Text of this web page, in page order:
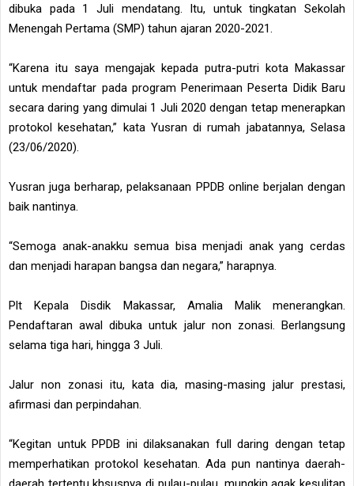
dibuka pada 1 Juli mendatang. Itu, untuk tingkatan Sekolah
Menengah Pertama (SMP) tahun ajaran 2020-2021.
“Karena itu saya mengajak kepada putra-putri kota Makassar
untuk mendaftar pada program Penerimaan Peserta Didik Baru
secara daring yang dimulai 1 Juli 2020 dengan tetap menerapkan
protokol kesehatan,” kata Yusran di rumah jabatannya, Selasa
(23/06/2020).
Yusran juga berharap, pelaksanaan PPDB online berjalan dengan
baik nantinya.
“Semoga anak-anakku semua bisa menjadi anak yang cerdas
dan menjadi harapan bangsa dan negara,” harapnya.
Plt Kepala Disdik Makassar, Amalia Malik menerangkan.
Pendaftaran awal dibuka untuk jalur non zonasi. Berlangsung
selama tiga hari, hingga 3 Juli.
Jalur non zonasi itu, kata dia, masing-masing jalur prestasi,
afirmasi dan perpindahan.
“Kegitan untuk PPDB ini dilaksanakan full daring dengan tetap
memperhatikan protokol kesehatan. Ada pun nantinya daerah-